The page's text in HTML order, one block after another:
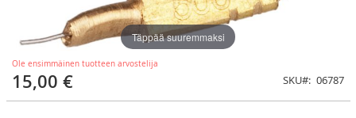
Ole ensimmäinen tuotteen arvostelija
15,00 € SKU 06787
Täppää suuremmaksi